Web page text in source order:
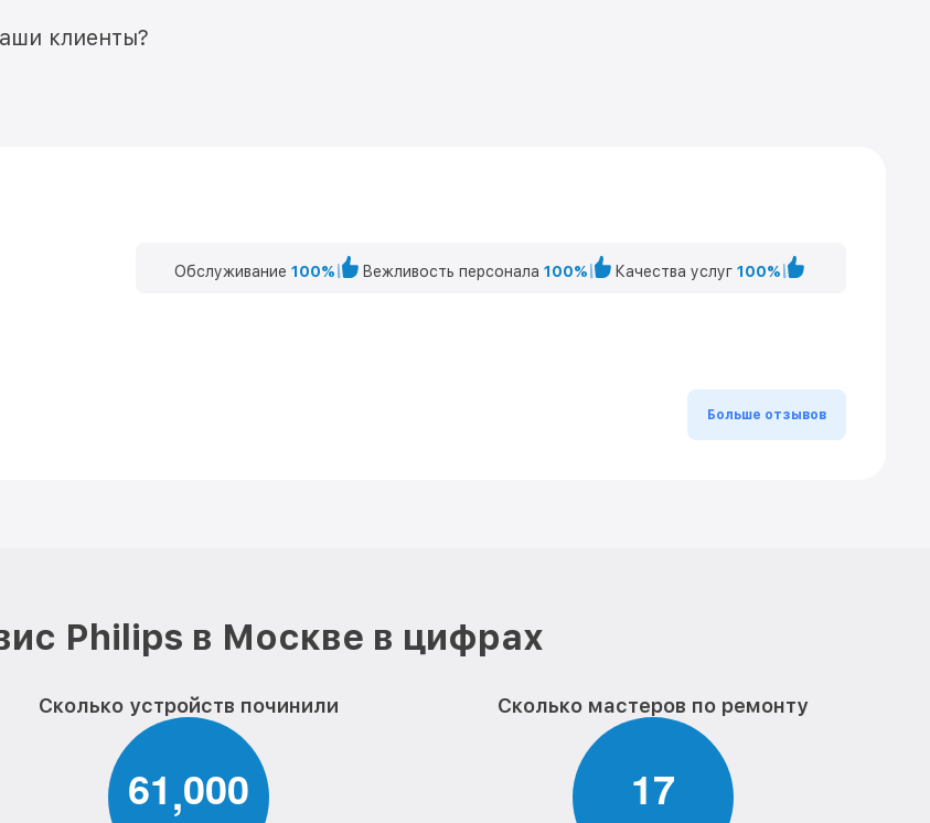
клиенты?
Обслуживание 100% Вежливость персонала 100% Качества услуг 100%
Больше отзывов
Philips в Москве в цифрах
Сколько устройств починили
61,000
Сколько мастеров по ремонту
17